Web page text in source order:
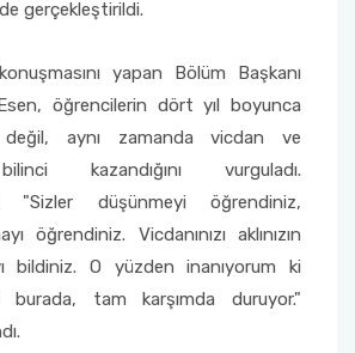
gerçekleştirildi.
yapan Bölüm Başkanı
öğrencilerin dört yıl boyunca
değil, aynı zamanda vicdan ve
kazandığını vurguladı.
"Sizler düşünmeyi öğrendiniz,
öğrendiniz. Vicdanınızı aklınızın
bildiniz. O yüzden inanıyorum ki
burada, tam karşımda duruyor."
Fakültesi
Beşeri Bilimler Fakültesi
Süral MYO
Randevu Sistemi
Sistemi